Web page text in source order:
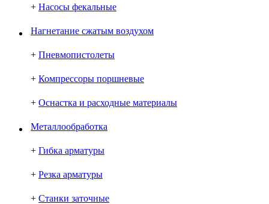
+ Насосы фекальные
Нагнетание сжатым воздухом
+ Пневмопистолеты
+ Компрессоры поршневые
+ Оснастка и расходные материалы
Металлообработка
+ Гибка арматуры
+ Резка арматуры
+ Станки заточные